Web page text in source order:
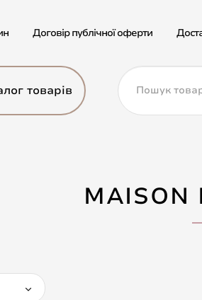
Договір публічної оферти
товарів
MAISON